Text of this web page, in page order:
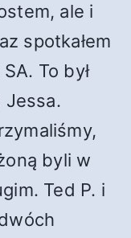
ale i
spotkałem
To był
Jessa.
byli w
Ted P. i